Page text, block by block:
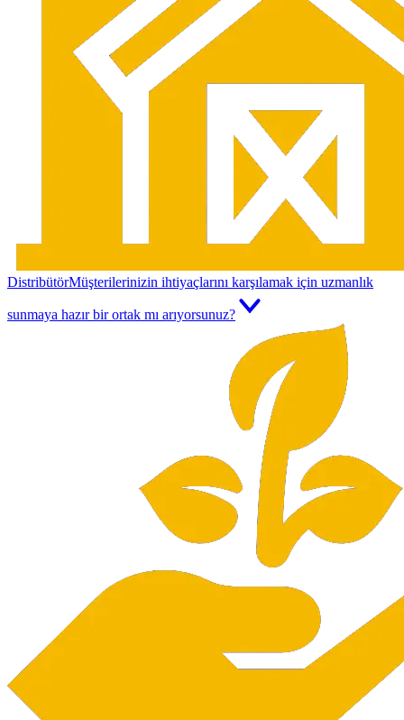
DistribütörMüşterilerinizin ihtiyaçlarını karşılamak için uzmanlık
sunmaya hazır bir ortak mı arıyorsunuz?